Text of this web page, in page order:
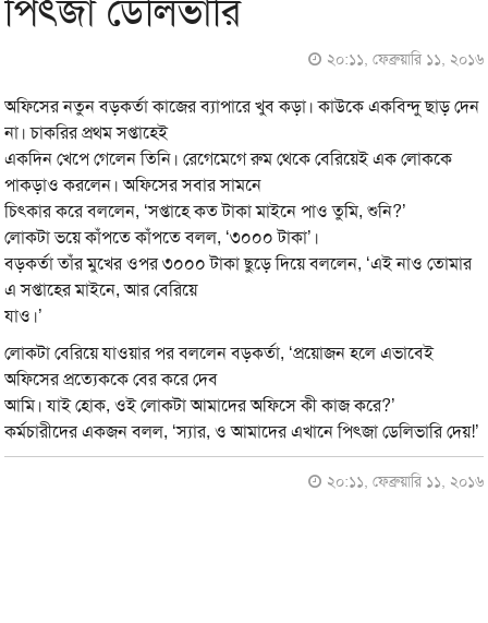
পিৎজা ডেলিভারি
২০:১১, ফেব্রুয়ারি ১১, ২০১৬
অফিসের নতুন বড়কর্তা কাজের ব্যাপারে খুব কড়া। কাউকে একবিন্দু ছাড় দেন
না। চাকরির প্রথম সপ্তাহেই
একদিন খেপে গেলেন তিনি। রেগেমেগে রুম থেকে বেরিয়েই এক লোককে
পাকড়াও করলেন। অফিসের সবার সামনে
চিৎকার করে বললেন, ‘সপ্তাহে কত টাকা মাইনে পাও তুমি, শুনি?’
লোকটা ভয়ে কাঁপতে কাঁপতে বলল, ‘৩০০০ টাকা’।
বড়কর্তা তাঁর মুখের ওপর ৩০০০ টাকা ছুড়ে দিয়ে বললেন, ‘এই নাও তোমার
এ সপ্তাহের মাইনে, আর বেরিয়ে
যাও।’
লোকটা বেরিয়ে যাওয়ার পর বললেন বড়কর্তা, ‘প্রয়োজন হলে এভাবেই
অফিসের প্রত্যেককে বের করে দেব
আমি। যাই হোক, ওই লোকটা আমাদের অফিসে কী কাজ করে?’
কর্মচারীদের একজন বলল, ‘স্যার, ও আমাদের এখানে পিৎজা ডেলিভারি দেয়!’
২০:১১, ফেব্রুয়ারি ১১, ২০১৬